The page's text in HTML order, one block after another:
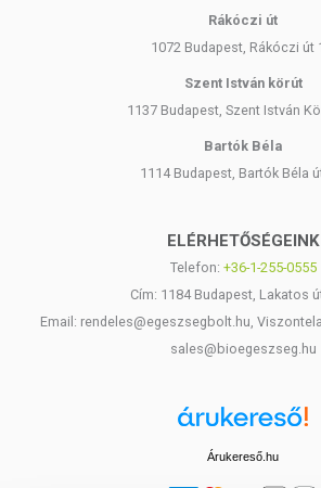
Rákóczi út
1072 Budapest, Rákóczi út
Szent István körút
1137 Budapest, Szent István
Bartók Béla
1114 Budapest, Bartók Béla
ELÉRHETŐSÉGEINK
Telefon: +36-1-255-0555
Cím: 1184 Budapest, Lakatos
Email: rendeles@egeszsegbolt.hu,
sales@bioegeszseg.hu
Árukereső.hu